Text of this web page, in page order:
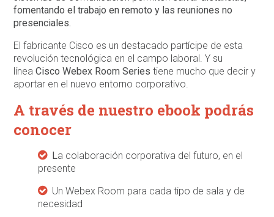
fomentando el trabajo en remoto y las reuniones no
presenciales.
El fabricante Cisco es un destacado partícipe de esta
revolución tecnológica en el campo laboral. Y su
líneaCisco Webex Room Series tiene mucho que decir y
aportar en el nuevo entorno corporativo.
A través de nuestro ebook podrás
conocer
La colaboración corporativa del futuro, en el
presente
Un Webex Room para cada tipo de sala y de
necesidad